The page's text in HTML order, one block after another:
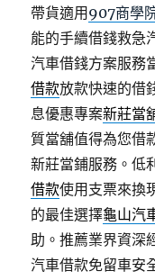
帶貨適用 907商學
能的手續借錢救急
汽車借錢方案服務
借款放款快速的借
息優惠專案新莊當
質當舖值得為您借
新莊當鋪服務。低
借款使用支票來換
的最佳選擇龜山汽
助。推薦業界資深
汽車借款免留車安